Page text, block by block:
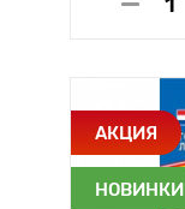
АКЦИЯ
НОВИНКИ